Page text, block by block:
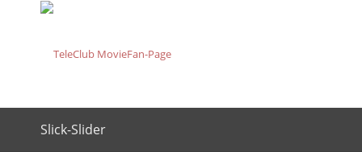
Slick-Slider